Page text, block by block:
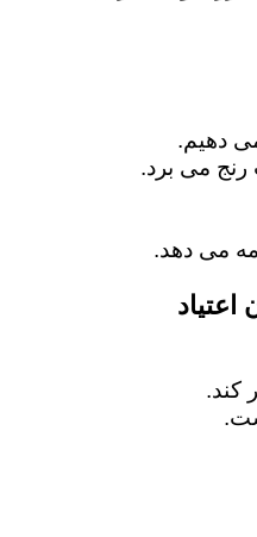
دهیم.
رنج می برد.
می دهد.
کند.